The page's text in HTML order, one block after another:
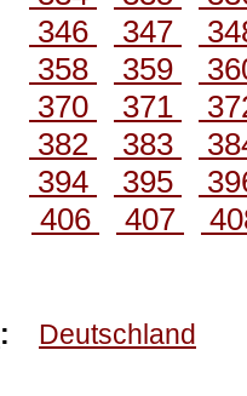
346
347
358
359
370
371
382
383
394
395
406
407
: Deutschland